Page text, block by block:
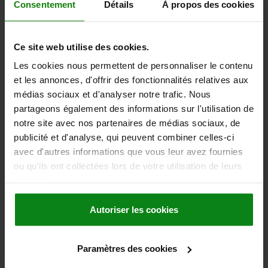
Consentement Détails À propos des cookies
Ce site web utilise des cookies.
Les cookies nous permettent de personnaliser le contenu
et les annonces, d'offrir des fonctionnalités relatives aux
médias sociaux et d'analyser notre trafic. Nous
partageons également des informations sur l'utilisation de
notre site avec nos partenaires de médias sociaux, de
publicité et d'analyse, qui peuvent combiner celles-ci
avec d'autres informations que vous leur avez fournies
ou qu'ils ont collectées lors de votre utilisation de leurs
Autoriser les cookies
Paramètres des cookies
LONGUEUR=300
770,61 €
hors TVA
hors frais d’envoi
DÉTAILS
DÉTAILS
CAO
D'autres clients ont
également acheté